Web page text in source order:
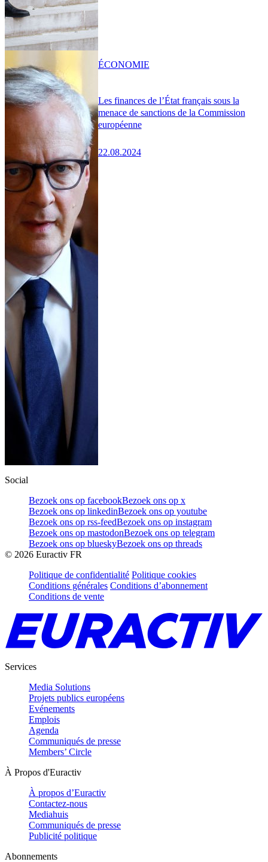
Les finances de l’État français sous la
menace de sanctions de la Commission
européenne
22.08.2024
ÉCONOMIE
Social
Bezoek ons op facebookBezoek ons op x
Bezoek ons op linkedinBezoek ons op youtube
Bezoek ons op rss-feedBezoek ons op instagram
Bezoek ons op mastodonBezoek ons op telegram
Bezoek ons op blueskyBezoek ons op threads
© 2026 Euractiv FR
Politique de confidentialité Politique cookies
Conditions générales Conditions d’abonnement
Conditions de vente
Services
Media Solutions
Projets publics européens
Evénements
Emplois
Agenda
Communiqués de presse
Members’ Circle
À Propos d'Euractiv
À propos d’Euractiv
Contactez-nous
Mediahuis
Communiqués de presse
Publicité politique
Abonnements